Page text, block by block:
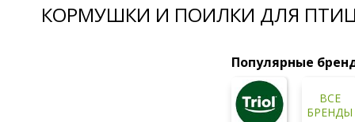
КОРМУШКИ И ПОИЛКИ ДЛЯ
Популярные
ВСЕ
БРЕНДЫ